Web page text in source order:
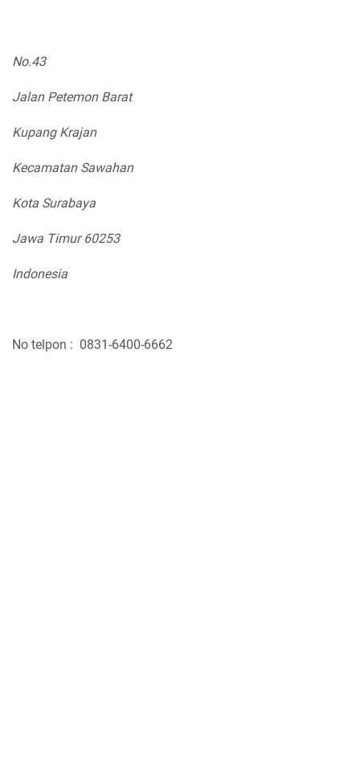
No.43
Jalan Petemon Barat
Kupang Krajan
Kecamatan Sawahan
Kota Surabaya
Jawa Timur 60253
Indonesia
No telpon : 0831-6400-6662